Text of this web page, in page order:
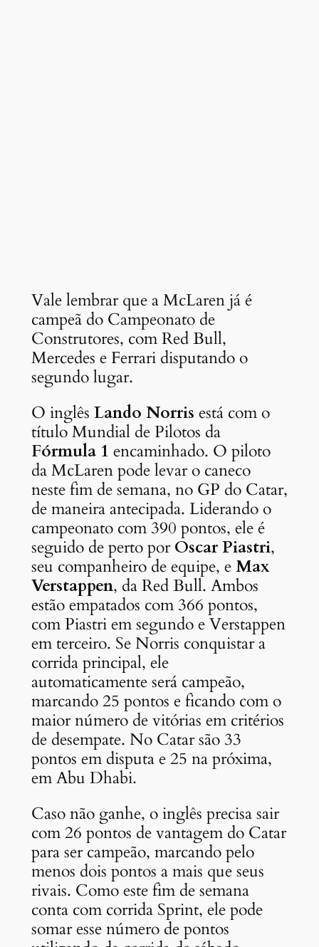
Vale lembrar que a McLaren já é
campeã do Campeonato de
Construtores, com Red Bull,
Mercedes e Ferrari disputando o
segundo lugar.
O inglês Lando Norris está com o
título Mundial de Pilotos da
Fórmula 1 encaminhado. O piloto
da McLaren pode levar o caneco
neste fim de semana, no GP do Catar,
de maneira antecipada. Liderando o
campeonato com 390 pontos, ele é
seguido de perto porOscar Piastri,
seu companheiro de equipe, eMax
Verstappen, da Red Bull. Ambos
estão empatados com 366 pontos,
com Piastri em segundo e Verstappen
em terceiro. Se Norris conquistar a
corrida principal, ele
automaticamente será campeão,
marcando 25 pontos e ficando com o
maior número de vitórias em critérios
de desempate. No Catar são 33
pontos em disputa e 25 na próxima,
em Abu Dhabi.
Caso não ganhe, o inglês precisa sair
com 26 pontos de vantagem do Catar
para ser campeão, marcando pelo
menos dois pontos a mais que seus
rivais. Como este fim de semana
conta com corrida Sprint, ele pode
somar esse número de pontos